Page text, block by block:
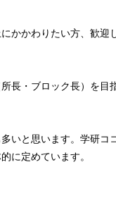
かかわりたい方、歓迎
・ブロック長）を目
いと思います。学研コ
に定めています。